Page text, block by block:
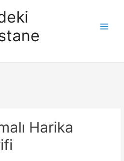
Harika